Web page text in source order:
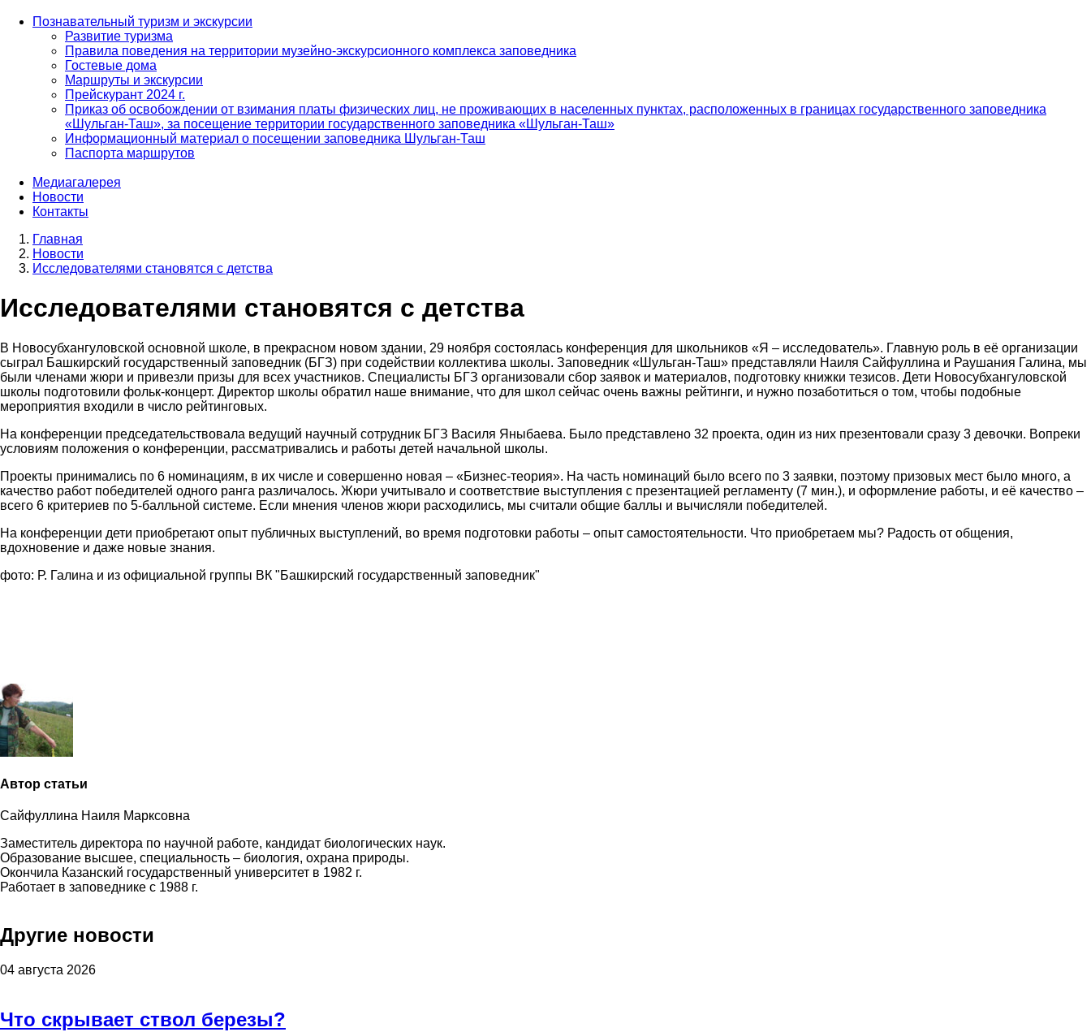
Познавательный туризм и экскурсии
Развитие туризма
Правила поведения на территории музейно-экскурсионного комплекса заповедника
Гостевые дома
Маршруты и экскурсии
Прейскурант 2024 г.
Приказ об освобождении от взимания платы физических лиц, не проживающих в населенных пунктах, расположенных в границах государственного заповедника
«Шульган-Таш», за посещение территории государственного заповедника «Шульган-Таш»
Информационный материал о посещении заповедника Шульган-Таш
Паспорта маршрутов
Медиагалерея
Новости
Контакты
Строка
навигации
Главная
Новости
Исследователями становятся с детства
Исследователями становятся с детства
В Новосубхангуловской основной школе, в прекрасном новом здании, 29 ноября состоялась конференция для школьников «Я – исследователь». Главную роль в её организации
сыграл Башкирский государственный заповедник (БГЗ) при содействии коллектива школы. Заповедник «Шульган-Таш» представляли Наиля Сайфуллина и Раушания Галина, мы
были членами жюри и привезли призы для всех участников. Специалисты БГЗ организовали сбор заявок и материалов, подготовку книжки тезисов. Дети Новосубхангуловской
школы подготовили фольк-концерт. Директор школы обратил наше внимание, что для школ сейчас очень важны рейтинги, и нужно позаботиться о том, чтобы подобные
мероприятия входили в число рейтинговых.
На конференции председательствовала ведущий научный сотрудник БГЗ Василя Яныбаева. Было представлено 32 проекта, один из них презентовали сразу 3 девочки. Вопреки
условиям положения о конференции, рассматривались и работы детей начальной школы.
Проекты принимались по 6 номинациям, в их числе и совершенно новая – «Бизнес-теория». На часть номинаций было всего по 3 заявки, поэтому призовых мест было много, а
качество работ победителей одного ранга различалось. Жюри учитывало и соответствие выступления с презентацией регламенту (7 мин.), и оформление работы, и её качество –
всего 6 критериев по 5-балльной системе. Если мнения членов жюри расходились, мы считали общие баллы и вычисляли победителей.
На конференции дети приобретают опыт публичных выступлений, во время подготовки работы – опыт самостоятельности. Что приобретаем мы? Радость от общения,
вдохновение и даже новые знания.
фото: Р. Галина и из официальной группы ВК "Башкирский государственный заповедник"
Автор статьи
Сайфуллина Наиля Марксовна
Заместитель директора по научной работе, кандидат биологических наук.
Образование высшее, специальность – биология, охрана природы.
Окончила Казанский государственный университет в 1982 г.
Работает в заповеднике с 1988 г.
Другие новости
04 августа 2026
Что скрывает ствол березы?